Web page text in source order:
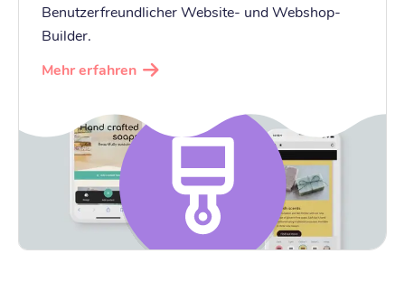
Benutzerfreundlicher Website- und Webshop-
Builder.
Mehr erfahren